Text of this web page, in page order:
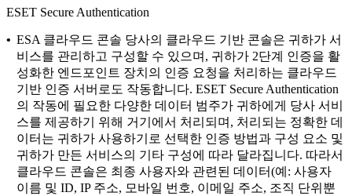
ESET Secure Authentication
• ESA 클라우드 콘솔 당사의 클라우드 기반 콘솔은 귀하가 서
비스를 관리하고 구성할 수 있으며, 귀하가 2단계 인증을 활
성화한 엔드포인트 장치의 인증 요청을 처리하는 클라우드
기반 인증 서버로도 작동합니다. ESET Secure Authentication
의 작동에 필요한 다양한 데이터 범주가 귀하에게 당사 서비
스를 제공하기 위해 거기에서 처리되며, 처리되는 정확한 데
이터는 귀하가 사용하기로 선택한 인증 방법과 구성 요소 및
귀하가 만든 서비스의 기타 구성에 따라 달라집니다. 따라서
클라우드 콘솔은 최종 사용자와 관련된 데이터(예: 사용자
이름 및 ID, IP 주소, 모바일 번호, 이메일 주소, 조직 단위뿐